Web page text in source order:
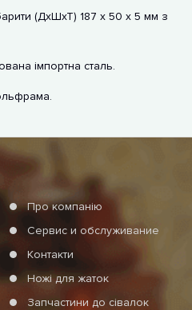
(ДхШхТ) 187 х 50 х 5 мм з
імпортна сталь.
Про компанію
Сервис и обслуживание
Контакти
Ножі для жаток
Запчастини до сівалок